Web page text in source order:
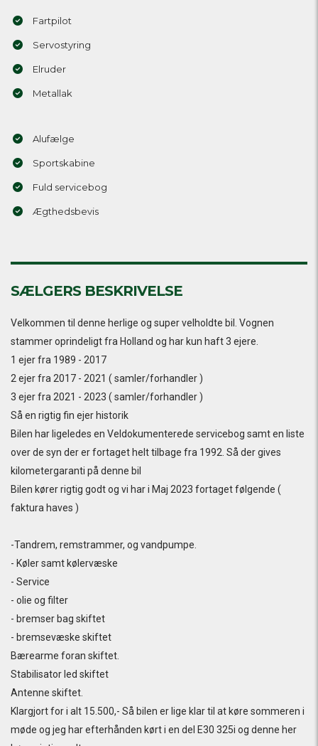
Fartpilot
Servostyring
Elruder
Metallak
Alufælge
Sportskabine
Fuld servicebog
Ægthedsbevis
SÆLGERS BESKRIVELSE
Velkommen til denne herlige og super velholdte bil. Vognen
stammer oprindeligt fra Holland og har kun haft 3 ejere.
1 ejer fra 1989 - 2017
2 ejer fra 2017 - 2021 ( samler/forhandler )
3 ejer fra 2021 - 2023 ( samler/forhandler )
Så en rigtig fin ejer historik
Bilen har ligeledes en Veldokumenterede servicebog samt en liste
over de syn der er fortaget helt tilbage fra 1992. Så der gives
kilometergaranti på denne bil
Bilen kører rigtig godt og vi har i Maj 2023 fortaget følgende (
faktura haves )
-Tandrem, remstrammer, og vandpumpe.
- Køler samt kølervæske
- Service
- olie og filter
- bremser bag skiftet
- bremsevæske skiftet
Bærearme foran skiftet.
Stabilisator led skiftet
Antenne skiftet.
Klargjort for i alt 15.500,- Så bilen er lige klar til at køre sommeren i
møde og jeg har efterhånden kørt i en del E30 325i og denne her